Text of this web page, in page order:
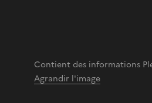
Contient des informations
Agrandir l'image